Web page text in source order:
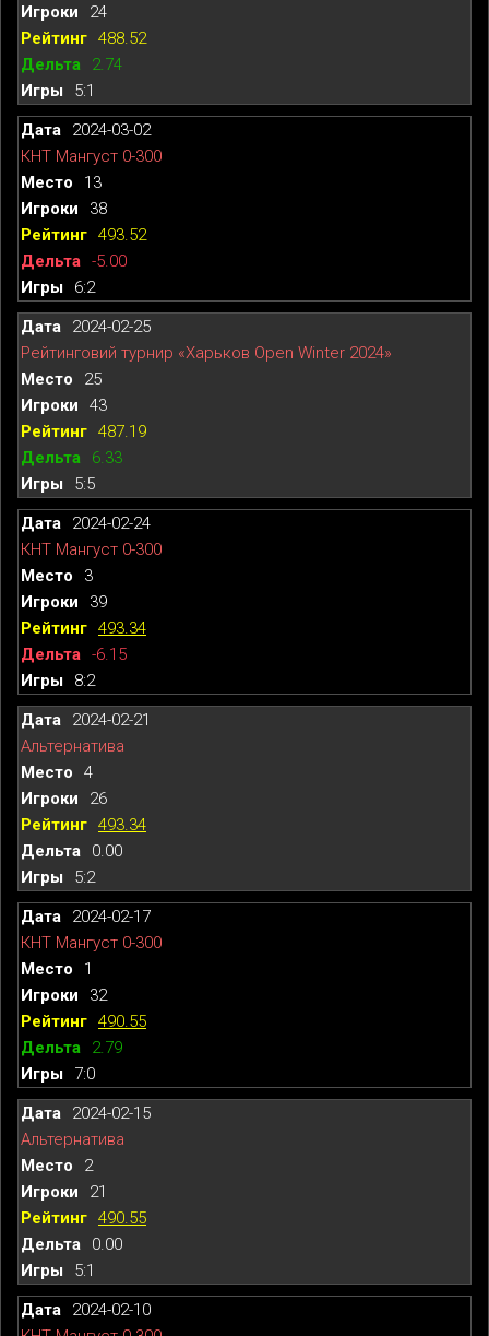
24
488.52
2.74
5:1
2024-03-02
КНТ Мангуст 0-300
13
38
493.52
-5.00
6:2
2024-02-25
Рейтинговий турнир «Харьков Open Winter 2024»
25
43
487.19
6.33
5:5
2024-02-24
КНТ Мангуст 0-300
3
39
493.34
-6.15
8:2
2024-02-21
Альтернатива
4
26
493.34
0.00
5:2
2024-02-17
КНТ Мангуст 0-300
1
32
490.55
2.79
7:0
2024-02-15
Альтернатива
2
21
490.55
0.00
5:1
2024-02-10